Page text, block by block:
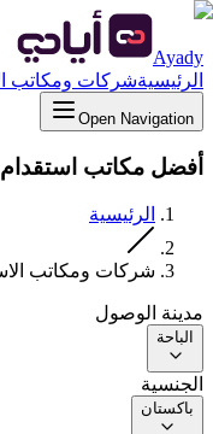
Ayady
الرئيسيةشركات ومكاتب
Open Navigation
أفضل مكاتب
الرئيسية
شركات ومكاتب
مدينة الوصول
الباحة
الجنسية
باكستان